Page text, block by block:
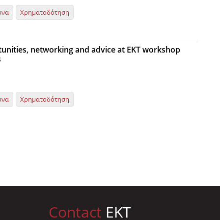
Χρηματοδότηση
networking and advice at EKT workshop
Χρηματοδότηση
Contact EKT